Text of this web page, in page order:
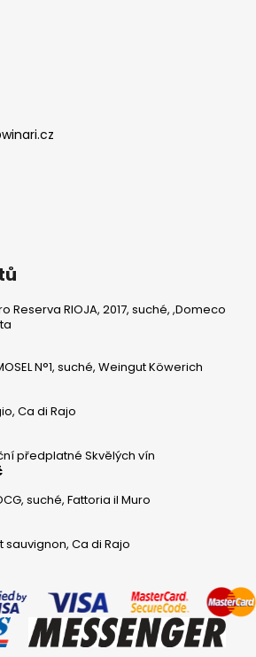
winari.cz
Reserva RIOJA, 2017, suché, ,Domeco
N°1, suché, Weingut Köwerich
Ca di Rajo
předplatné Skvělých vín
suché, Fattoria il Muro
sauvignon, Ca di Rajo